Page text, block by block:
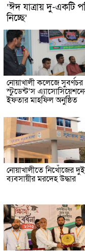
‘ঈদ যাত্রায় দু-একটি
নিচ্ছে’
নোয়াখালী কলেজে সুবর্ণচর
স্টুডেন্ট’স
ইফতার মাহফিল অনুষ্ঠিত
নোয়াখালীতে নিখোঁজের
ব্যবসায়ীর মরদেহ উদ্ধার